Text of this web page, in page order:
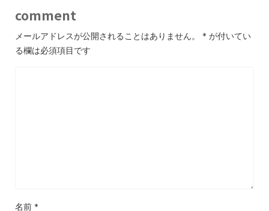
comment
メールアドレスが公開されることはありません。 * が付いてい
る欄は必須項目です
名前 *